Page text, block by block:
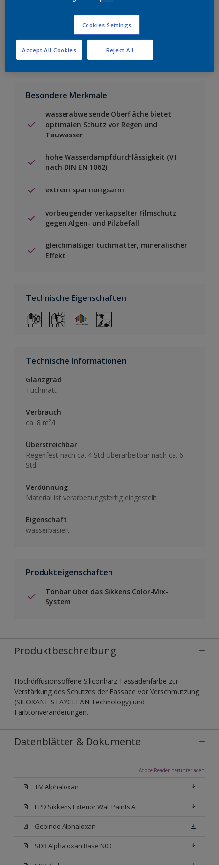
Einen Händler finden
Zu Projekt hinzufügen
Besondere Merkmale
wasserabweisende Oberfläche bietet
optimalen Schutz vor Regen und
Tauwasser
hohe Wasserdampfdurchlässigkeit (V1
nach DIN EN 1062)
extrem spannungsarm
vorbeugender verkapselter Filmschutz
gegen Algen- und Pilzbefall
gleichmäßiger tuchmatter, mineralischer
Effekt
Technische Eigenschaften
Technische Informationen
Glanzgrad
Tuchmatt
Verbrauch
ca. 8 m²/l
Überstreichbar
Regenfest nach ca. 4 Std Überarbeitbar nach ca. 6
Std.
Verdünnung
Material ist verarbeitungsfertig eingestellt
Eigenschaft
wasserbasiert
Produkteigenschaften
Tönbar über das Sikkens Color-Mix-
System
Produktbeschreibung
Hochdiffusionsoffene Siliconharz-Fassadenfarbe zur
Verstärkung des Schutzes der Fassade vor Verschmutzung
(SILOXANE STAYCLEAN Technology) und
Farbtonveränderungen.
Datenblätter & Dokumente
Adobe Reader herunterladen
TM Alphaloxan
EPD Sikkens Exterior Wall Paints A
Gebinde Alphaloxan
SDB Alphaloxan Base N00
Cookies Settings
Reject All
Accept All Cookies